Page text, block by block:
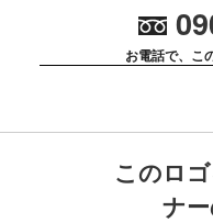
お電話で、こ
このロ
ナ